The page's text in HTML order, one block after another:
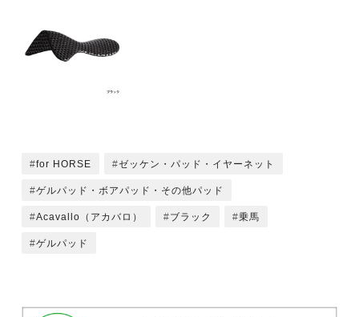
for HORSE ゼッケン・パッド・イヤーネット
ゲルパッド・ボアパッド・その他パッド
Acavallo（アカバロ） ブラック 乗馬
ゲルパッド